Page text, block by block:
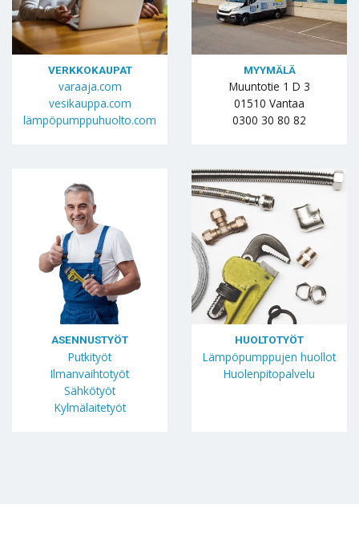
VERKKOKAUPAT
varaaja.com
vesikauppa.com
lämpöpumppuhuolto.com
MYYMÄLÄ
Muuntotie 1 D 3
01510 Vantaa
0300 30 80 82
ASENNUSTYÖT
Putkityöt
Ilmanvaihtotyöt
Sähkötyöt
Kylmälaitetyöt
HUOLTOTYÖT
Lämpöpumppujen huollot
Huolenpitopalvelu